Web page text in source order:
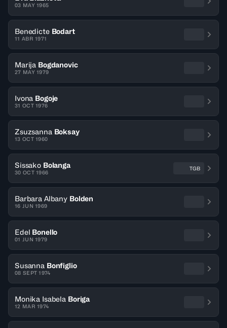
03 MAY 1965
Benedicte Bodart
11 ABR 1971
Marija Bogdanovic
27 MAY 1979
Ivona Bogoje
31 OCT 1976
Zsuzsanna Boksay
13 OCT 1960
Sissako Bolanga
30 OCT 1966
TGB
Barbara Albany Bolden
16 JUN 1969
Edel Bonello
01 JUN 1979
Susanna Bonfiglio
08 SEPT 1974
Monika Isabela Boriga
12 MAR 1974